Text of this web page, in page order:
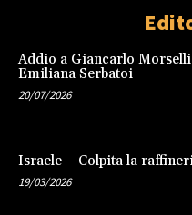
Addio a Giancarlo
Emiliana Serbatoi
20/07/2026
Israele – Colpita la
19/03/2026